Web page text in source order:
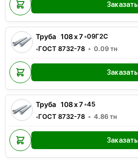
Заказать
Труба 108x7•09Г2С
•ГОСТ 8732-78 0.09тн
Заказать
Труба 108x7•45
•ГОСТ 8732-78 4.86тн
Заказать